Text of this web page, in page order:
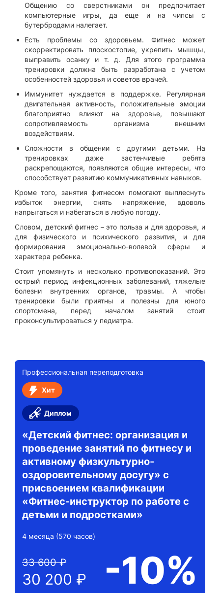
Общению со сверстниками он предпочитает
компьютерные игры, да еще и на чипсы с
бутербродами налегает.
Есть проблемы со здоровьем. Фитнес может
скорректировать плоскостопие, укрепить мышцы,
выправить осанку и т. д. Для этого программа
тренировки должна быть разработана с учетом
особенностей здоровья и советов врачей.
Иммунитет нуждается в поддержке. Регулярная
двигательная активность, положительные эмоции
благоприятно влияют на здоровье, повышают
сопротивляемость организма внешним
воздействиям.
Сложности в общении с другими детьми. На
тренировках даже застенчивые ребята
раскрепощаются, появляются общие интересы, что
способствует развитию коммуникативных навыков.
Кроме того, занятия фитнесом помогают выплеснуть
избыток энергии, снять напряжение, вдоволь
напрыгаться и набегаться в любую погоду.
Словом, детский фитнес – это польза и для здоровья, и
для физического и психического развития, и для
формирования эмоционально-волевой сферы и
характера ребенка.
Стоит упомянуть и несколько противопоказаний. Это
острый период инфекционных заболеваний, тяжелые
болезни внутренних органов, травмы. А чтобы
тренировки были приятны и полезны для юного
спортсмена, перед началом занятий стоит
проконсультироваться у педиатра.
Профессиональная переподготовка
Хит
Диплом
«Детский фитнес: организация и
проведение занятий по фитнесу и
активному физкультурно-
оздоровительному досугу» с
присвоением квалификации
«Фитнес-инструктор по работе с
детьми и подростками»
4 месяца (570 часов)
30 200 ₽
33 600 ₽ -10%